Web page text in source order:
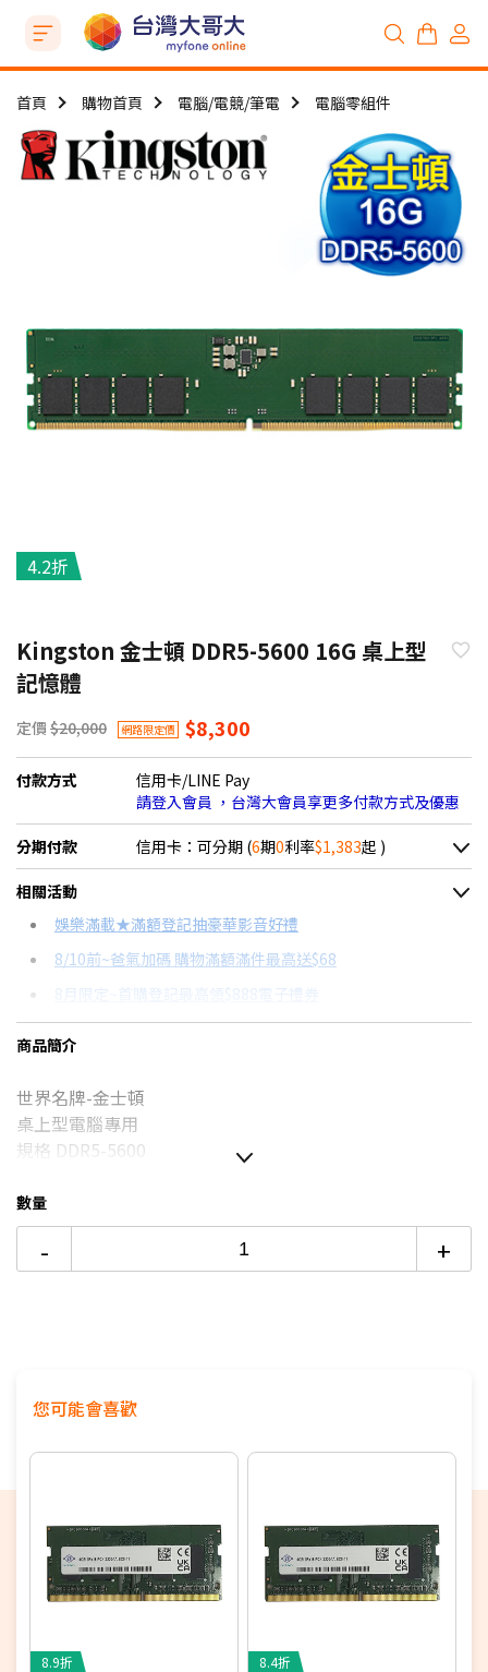
首頁 購物首頁 電腦/電競/筆電 電腦零組件
4.2折
Kingston 金士頓 DDR5-5600 16G 桌上型
記憶體
定價 $20,000 網路限定價 $8,300
付款方式
信用卡/LINE Pay
請登入會員 ，台灣大會員享更多付款方式及優惠
分期付款 信用卡：可分期 (6期0利率$1,383起 )
＊實際可分期數、適用利率，請以購物車顯示為主
信用卡分期
分期數
6期 0利率
6期
12期
每期金額 配合銀行/業者
相關活動
娛樂滿載★滿額登記抽豪華影音好禮
8/10前~爸氣加碼 購物滿額滿件最高送$68
8月限定~首購登記最高領$888電子禮券
台灣大哥大Open Possible聯名卡滿額最高回饋25%
更多信用卡分期0利率滿額享回饋
商品簡介
世界名牌-金士頓
桌上型電腦專用
規格 DDR5-5600
原廠終身保固
數量
- +
您可能會喜歡
8.9折
8.4折